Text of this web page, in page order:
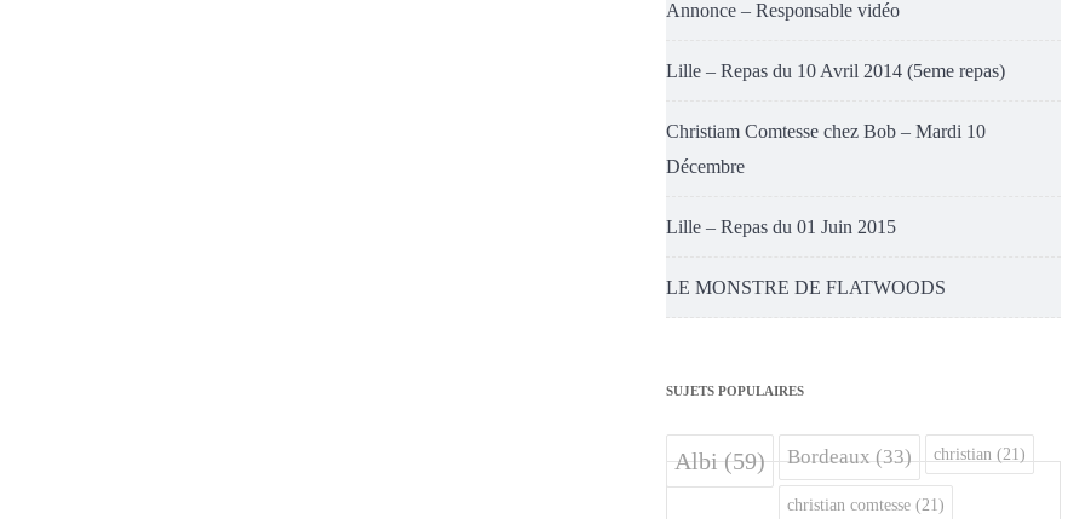
Annonce – Responsable vidéo
Lille – Repas du 10 Avril 2014 (5eme repas)
Christiam Comtesse chez Bob – Mardi 10
Décembre
Lille – Repas du 01 Juin 2015
LE MONSTRE DE FLATWOODS
SUJETS POPULAIRES
Albi(59) Bordeaux(33) christian (21)
christian comtesse (21)